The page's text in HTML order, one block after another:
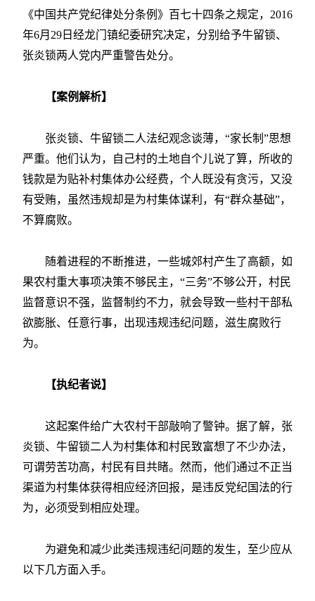
《中国共产党纪律处分条例》百七十四条之规定，2016
年6月29日经龙门镇纪委研究决定，分别给予牛留锁、
张炎锁两人党内严重警告处分。
【案例解析】
张炎锁、牛留锁二人法纪观念谈薄，“家长制”思想
严重。他们认为，自己村的土地自个儿说了算，所收的
钱款是为贴补村集体办公经费，个人既没有贪污，又没
有受贿，虽然违规却是为村集体谋利，有“群众基础”，
不算腐败。
随着进程的不断推进，一些城郊村产生了高额，如
果农村重大事项决策不够民主，“三务”不够公开，村民
监督意识不强，监督制约不力，就会导致一些村干部私
欲膨胀、任意行事，出现违规违纪问题，滋生腐败行
为。
【执纪者说】
这起案件给广大农村干部敲响了警钟。据了解，张
炎锁、牛留锁二人为村集体和村民致富想了不少办法，
可谓劳苦功高，村民有目共睹。然而，他们通过不正当
渠道为村集体获得相应经济回报，是违反党纪国法的行
为，必须受到相应处理。
为避免和减少此类违规违纪问题的发生，至少应从
以下几方面入手。